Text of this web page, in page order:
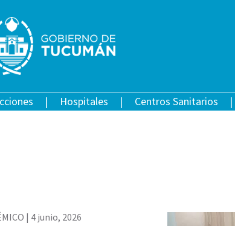
Hospitales Centros Sanitarios
| 4 junio, 2026